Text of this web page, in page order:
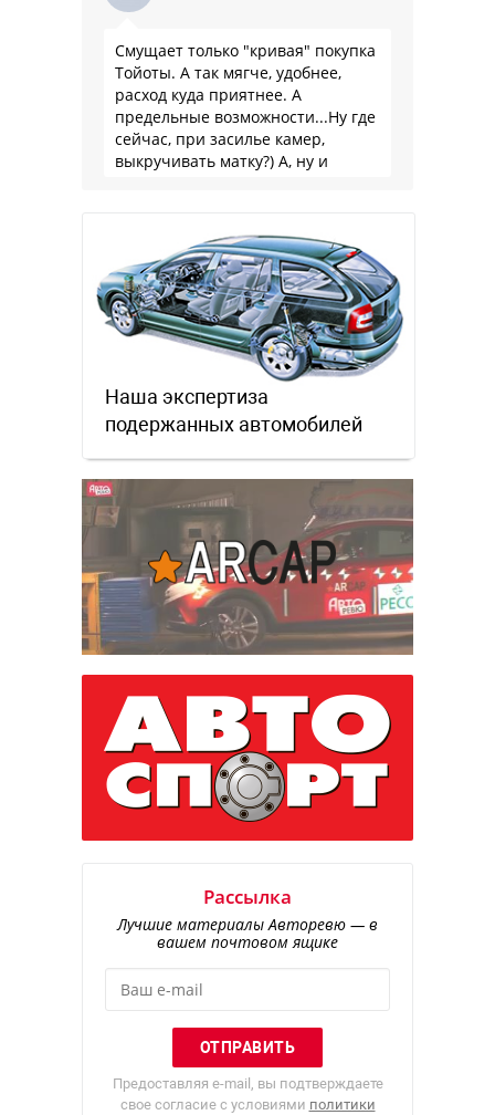
Смущает только "кривая" покупка
Тойоты. А так мягче, удобнее,
расход куда приятнее. А
предельные возможности...Ну где
сейчас, при засилье камер,
выкручивать матку?) А, ну и
Наша экспертиза
подержанных автомобилей
Рассылка
Лучшие материалы Авторевю — в
вашем почтовом ящике
Предоставляя e-mail, вы подтверждаете
свое согласие с условиями политики